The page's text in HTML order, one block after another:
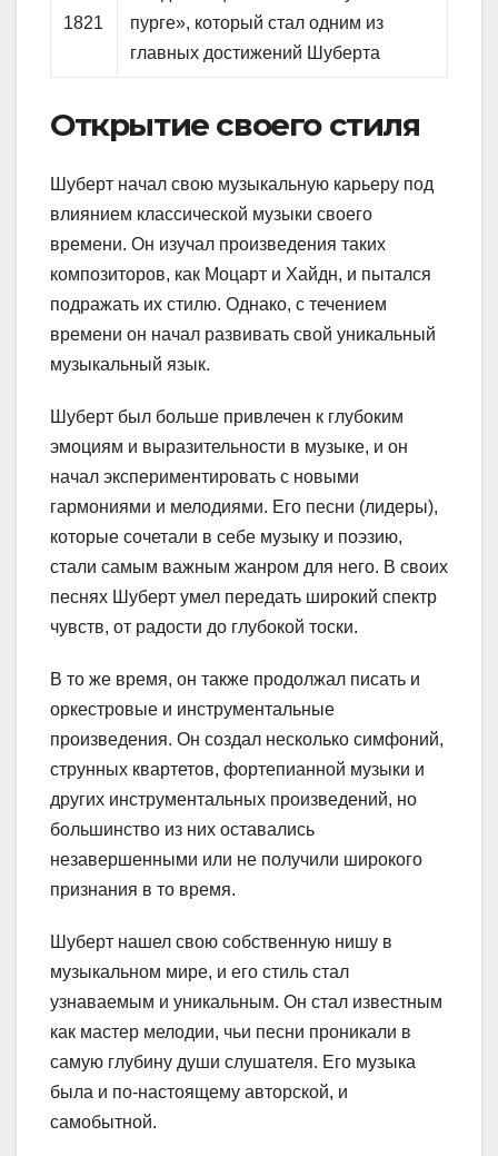
1821
пурге», который стал одним из
главных достижений Шуберта
Открытие своего стиля
Шуберт начал свою музыкальную карьеру под
влиянием классической музыки своего
времени. Он изучал произведения таких
композиторов, как Моцарт и Хайдн, и пытался
подражать их стилю. Однако, с течением
времени он начал развивать свой уникальный
музыкальный язык.
Шуберт был больше привлечен к глубоким
эмоциям и выразительности в музыке, и он
начал экспериментировать с новыми
гармониями и мелодиями. Его песни (лидеры),
которые сочетали в себе музыку и поэзию,
стали самым важным жанром для него. В своих
песнях Шуберт умел передать широкий спектр
чувств, от радости до глубокой тоски.
В то же время, он также продолжал писать и
оркестровые и инструментальные
произведения. Он создал несколько симфоний,
струнных квартетов, фортепианной музыки и
других инструментальных произведений, но
большинство из них оставались
незавершенными или не получили широкого
признания в то время.
Шуберт нашел свою собственную нишу в
музыкальном мире, и его стиль стал
узнаваемым и уникальным. Он стал известным
как мастер мелодии, чьи песни проникали в
самую глубину души слушателя. Его музыка
была и по-настоящему авторской, и
самобытной.